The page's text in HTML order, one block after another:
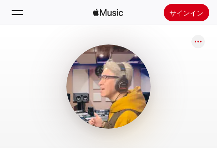
サインイン
新着おすすめ
Apple Musicをインストール